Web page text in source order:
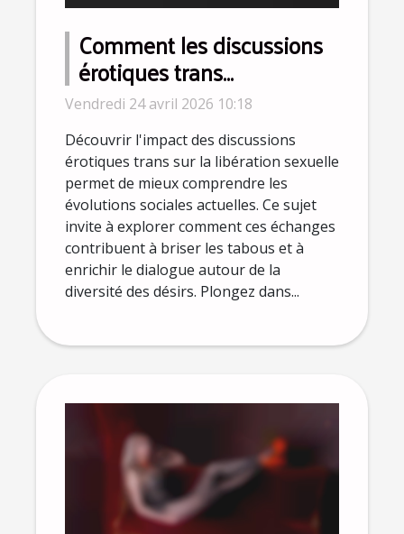
Comment les discussions
érotiques trans
influencent-elles la
libération sexuelle ?
Vendredi 24 avril 2026 10:18
Découvrir l'impact des discussions
érotiques trans sur la libération sexuelle
permet de mieux comprendre les
évolutions sociales actuelles. Ce sujet
invite à explorer comment ces échanges
contribuent à briser les tabous et à
enrichir le dialogue autour de la
diversité des désirs. Plongez dans...